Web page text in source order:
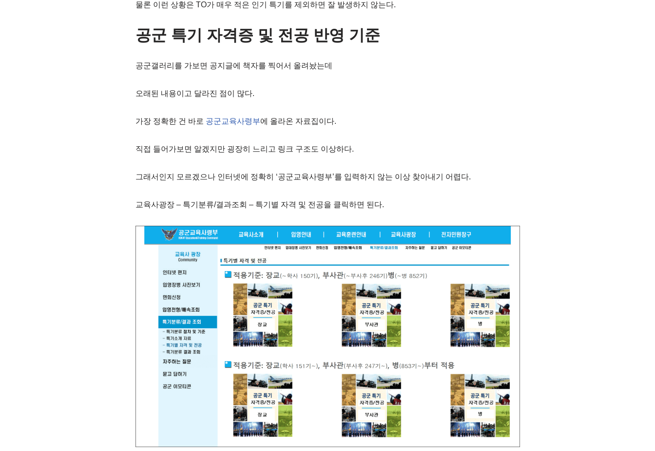
물론 이런 상황은 TO가 매우 적은 인기 특기를 제외하면 잘 발생하지 않는다.
공군 특기 자격증 및 전공 반영 기준
공군갤러리를 가보면 공지글에 책자를 찍어서 올려놨는데
오래된 내용이고 달라진 점이 많다.
가장 정확한 건 바로 공군교육사령부에 올라온 자료집이다.
직접 들어가보면 알겠지만 굉장히 느리고 링크 구조도 이상하다.
그래서인지 모르겠으나 인터넷에 정확히 ‘공군교육사령부’를 입력하지 않는 이상 찾아내기 어렵다.
교육사광장 – 특기분류/결과조회 – 특기별 자격 및 전공을 클릭하면 된다.